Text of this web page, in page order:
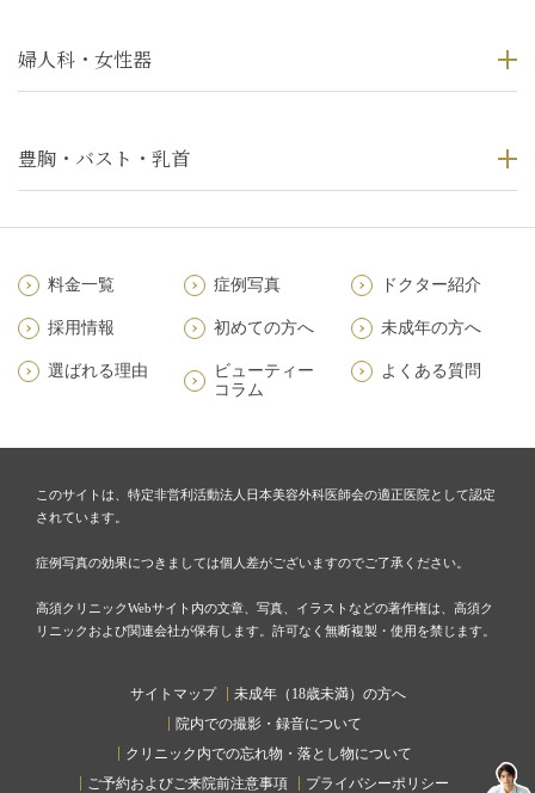
婦人科・女性器
豊胸・バスト・乳首
料金一覧 症例写真 ドクター紹介
採用情報 初めての方へ 未成年の方へ
選ばれる理由
ビューティー
コラム
よくある質問
このサイトは、特定非営利活動法人日本美容外科医師会の適正医院として認定
されています。
症例写真の効果につきましては個人差がございますのでご了承ください。
高須クリニックWebサイト内の文章、写真、イラストなどの著作権は、高須ク
リニックおよび関連会社が保有します。許可なく無断複製・使用を禁じます。
サイトマップ
未成年（18歳未満）の方へ
院内での撮影・録音について
クリニック内での忘れ物・落とし物について
ご予約およびご来院前注意事項
プライバシーポリシー